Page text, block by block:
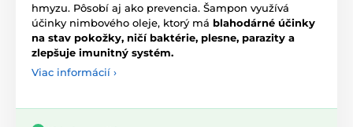
hmyzu. Pôsobí aj ako prevencia. Šampon využívá
účinky nimbového oleje, ktorý má blahodárné účinky
na stav pokožky, ničí baktérie, plesne, parazity a
zlepšuje imunitný systém.
Viac informácií ›